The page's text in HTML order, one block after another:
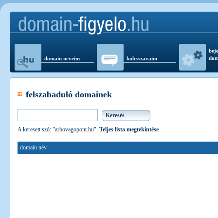
domain neveim kulcsszavaim
felszabaduló domainek
A keresett szó: "arbovagopont.hu". Teljes lista megtekintése
domain név